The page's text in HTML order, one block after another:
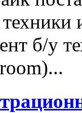
б/у